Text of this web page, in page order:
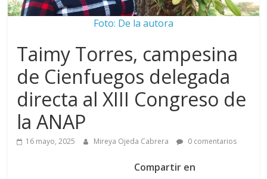
Foto: De la autora
Taimy Torres, campesina
de Cienfuegos delegada
directa al XIII Congreso de
la ANAP
16 mayo, 2025 Mireya Ojeda Cabrera 0 comentarios
Compartir en